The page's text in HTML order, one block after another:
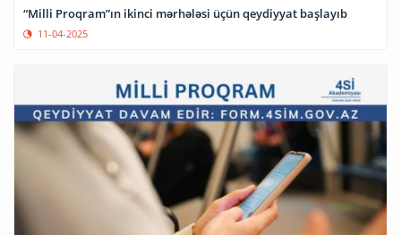
“Milli Proqram”ın ikinci mərhələsi üçün qeydiyyat başlayıb
11-04-2025